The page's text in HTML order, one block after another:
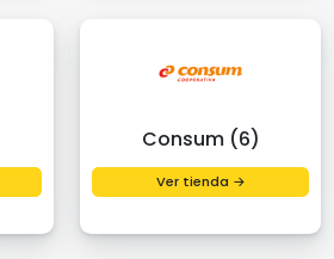
Consum (6)
Ver tienda →